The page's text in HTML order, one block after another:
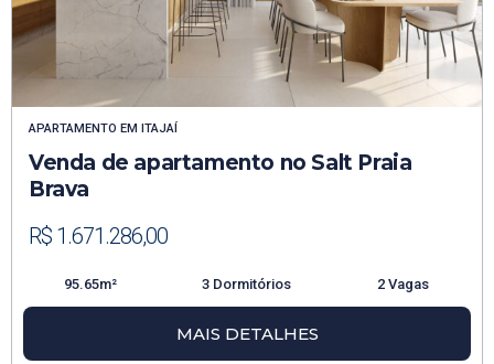
APARTAMENTO EM ITAJAÍ
Venda de apartamento no Salt Praia
Brava
R$ 1.671.286,00
95.65m² 3 Dormitórios 2 Vagas
MAIS DETALHES